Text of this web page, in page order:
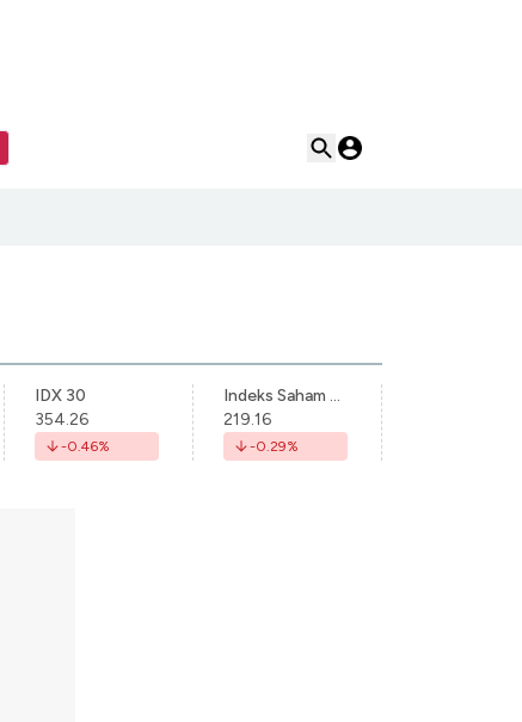
IDX 30
354.26
-0.46%
Indeks Saham Syariah Indonesia
219.16
-0.29%